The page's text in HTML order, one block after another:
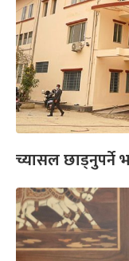
च्यासल छाड्नुपर्ने